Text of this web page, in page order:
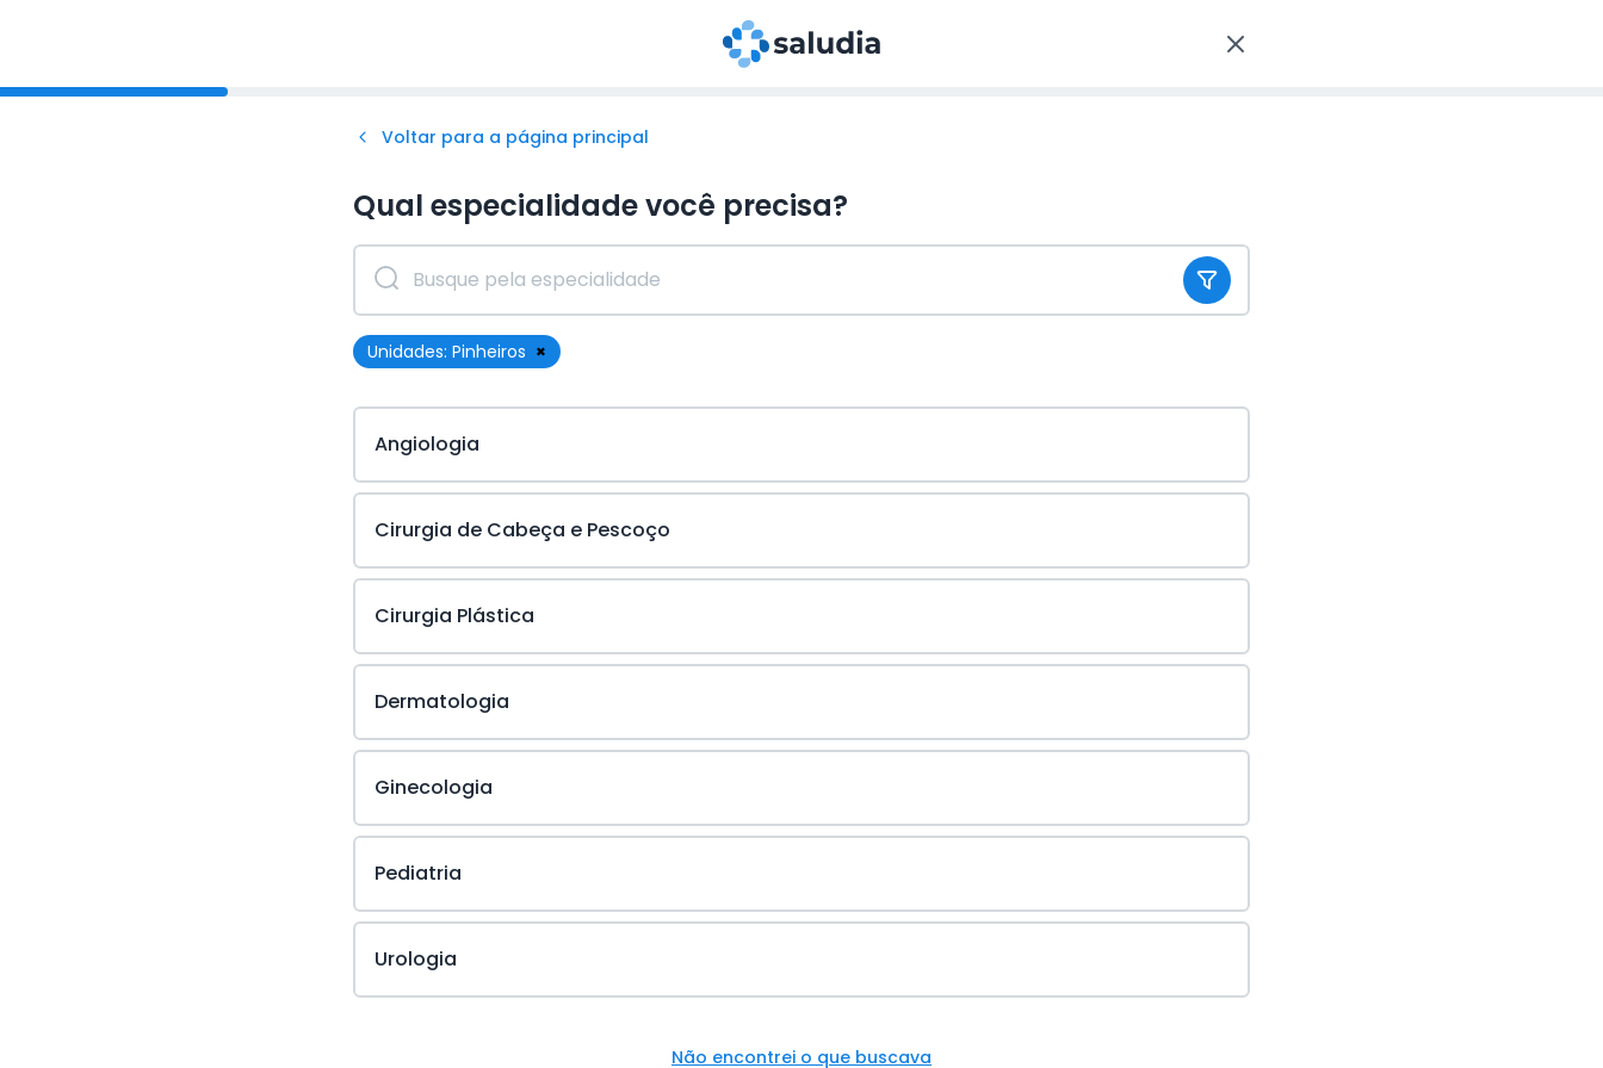
Voltar para a página principal
Qual especialidade você precisa?
Unidades: Pinheiros ×
Angiologia
Cirurgia de Cabeça e Pescoço
Cirurgia Plástica
Dermatologia
Ginecologia
Pediatria
Urologia
Não encontrei o que buscava